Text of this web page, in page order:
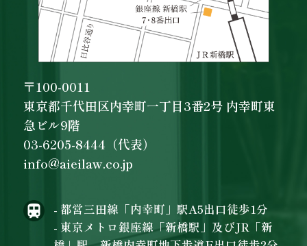
〒100-0011
東京都千代田区内幸町一丁目3番2号 内幸町東
急ビル9階
03-6205-8444（代表）
info@aieilaw.co.jp
- 都営三田線「内幸町」駅A5出口徒歩1分
- 東京メトロ銀座線「新橋駅」及びJR「新